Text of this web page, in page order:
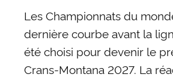
Les Championnats du
dernière courbe avant la
été choisi pour devenir le
Crans-Montana 2027. La